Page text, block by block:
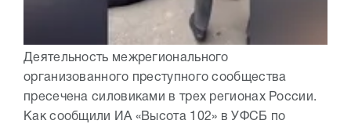
Деятельность межрегионального
организованного преступного сообщества
пресечена силовиками в трех регионах России.
Как сообщили ИА «Высота 102» в УФСБ по